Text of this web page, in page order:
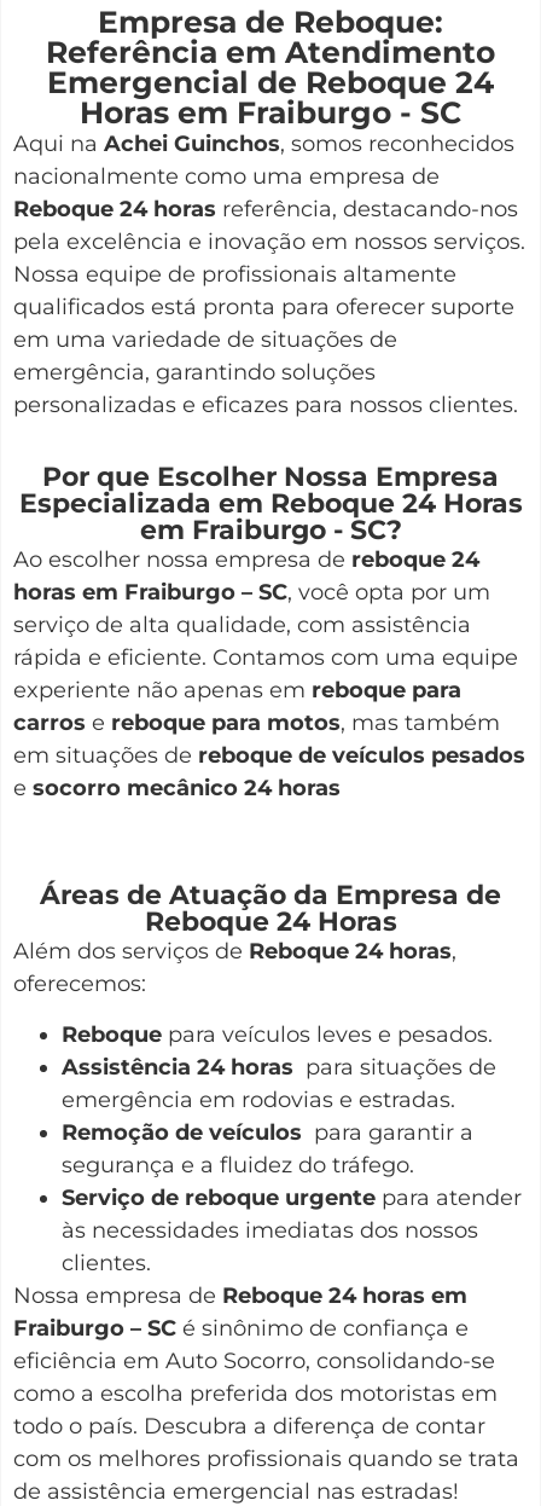
Empresa de Reboque:
Referência em Atendimento
Emergencial de Reboque 24
Horas em Fraiburgo - SC
Aqui na Achei Guinchos, somos reconhecidos
nacionalmente como uma empresa de
Reboque 24 horas referência, destacando-nos
pela excelência e inovação em nossos serviços.
Nossa equipe de profissionais altamente
qualificados está pronta para oferecer suporte
em uma variedade de situações de
emergência, garantindo soluções
personalizadas e eficazes para nossos clientes.
Por que Escolher Nossa Empresa
Especializada em Reboque 24 Horas
em Fraiburgo - SC?
Ao escolher nossa empresa de reboque 24
horas em Fraiburgo – SC, você opta por um
serviço de alta qualidade, com assistência
rápida e eficiente. Contamos com uma equipe
experiente não apenas em reboque para
carros e reboque para motos, mas também
em situações de reboque de veículos pesados
e socorro mecânico 24 horas
Áreas de Atuação da Empresa de
Reboque 24 Horas
Além dos serviços de Reboque 24 horas,
oferecemos:
Reboque para veículos leves e pesados.
Assistência 24 horas para situações de
emergência em rodovias e estradas.
Remoção de veículos para garantir a
segurança e a fluidez do tráfego.
Serviço de reboque urgente para atender
às necessidades imediatas dos nossos
clientes.
Nossa empresa de Reboque 24 horas em
Fraiburgo – SC é sinônimo de confiança e
eficiência em Auto Socorro, consolidando-se
como a escolha preferida dos motoristas em
todo o país. Descubra a diferença de contar
com os melhores profissionais quando se trata
de assistência emergencial nas estradas!